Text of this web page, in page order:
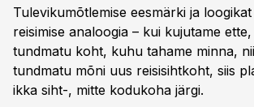
Tulevikumõtlemise eesmärki ja
reisimise analoogia – kui kujutame
tundmatu koht, kuhu tahame minna,
tundmatu mõni uus reisisihtkoht, siis
ikka siht-, mitte kodukoha järgi.